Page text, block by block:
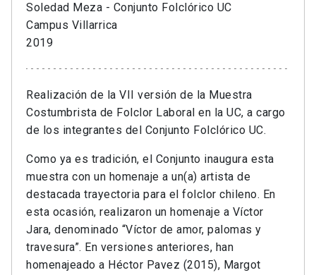
Soledad Meza - Conjunto Folclórico UC
Campus Villarrica
2019
Realización de la VII versión de la Muestra
Costumbrista de Folclor Laboral en la UC, a cargo
de los integrantes del Conjunto Folclórico UC.
Como ya es tradición, el Conjunto inaugura esta
muestra con un homenaje a un(a) artista de
destacada trayectoria para el folclor chileno. En
esta ocasión, realizaron un homenaje a Víctor
Jara, denominado “Víctor de amor, palomas y
travesura”. En versiones anteriores, han
homenajeado a Héctor Pavez (2015), Margot